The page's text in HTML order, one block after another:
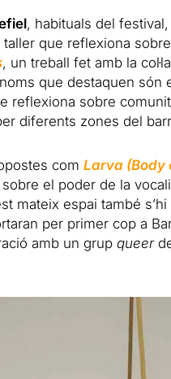
, habituals del
que reflexiona
, un treball fet amb la
que destaquen són
reflexiona sobre
diferents zones del
com Larva (Body
el poder de la
mateix espai també
per primer cop a
amb un grup queer